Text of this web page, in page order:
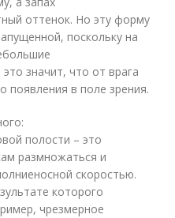
оттенок. Но эту форму
поскольку на
значит, что от врага
в поле зрения.
полости – это
размножаться и
скоростью.
которого
чрезмерное